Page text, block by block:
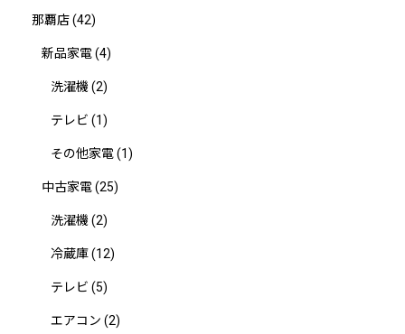
那覇店(42)
新品家電(4)
洗濯機 (2)
テレビ (1)
その他家電(1)
中古家電(25)
洗濯機 (2)
冷蔵庫(12)
テレビ (5)
エアコン (2)